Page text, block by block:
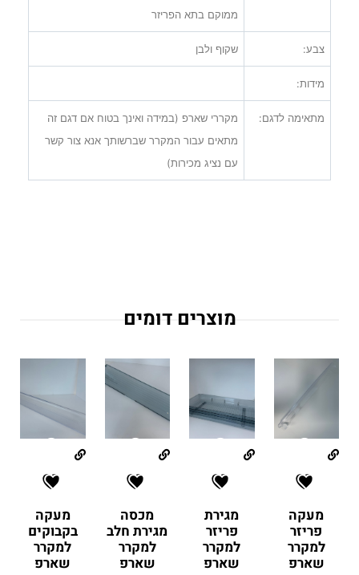
ממוקם בתא הפריזר
צבע: שקוף ולבן
מידות:
מתאימה לדגם:
מקררי שארפ (במידה ואינך בטוח אם דגם זה
מתאים עבור המקרר שברשותך אנא צור קשר
עם נציג מכירות)
מוצרים דומים
מעקה
פריזר
למקרר
שארפ
מגירת
פריזר
למקרר
שארפ
מכסה
מגירת חלב
למקרר
שארפ
מעקה
בקבוקים
למקרר
שארפ